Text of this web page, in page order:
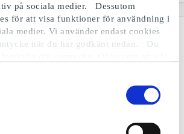
på sociala medier. Dessutom
för att visa funktioner för användning i
medier. Vi använder endast cookies
när du har godkänt nedan. Du
vi kort din IP-adress. IP-
med våra sociala mediepartners,